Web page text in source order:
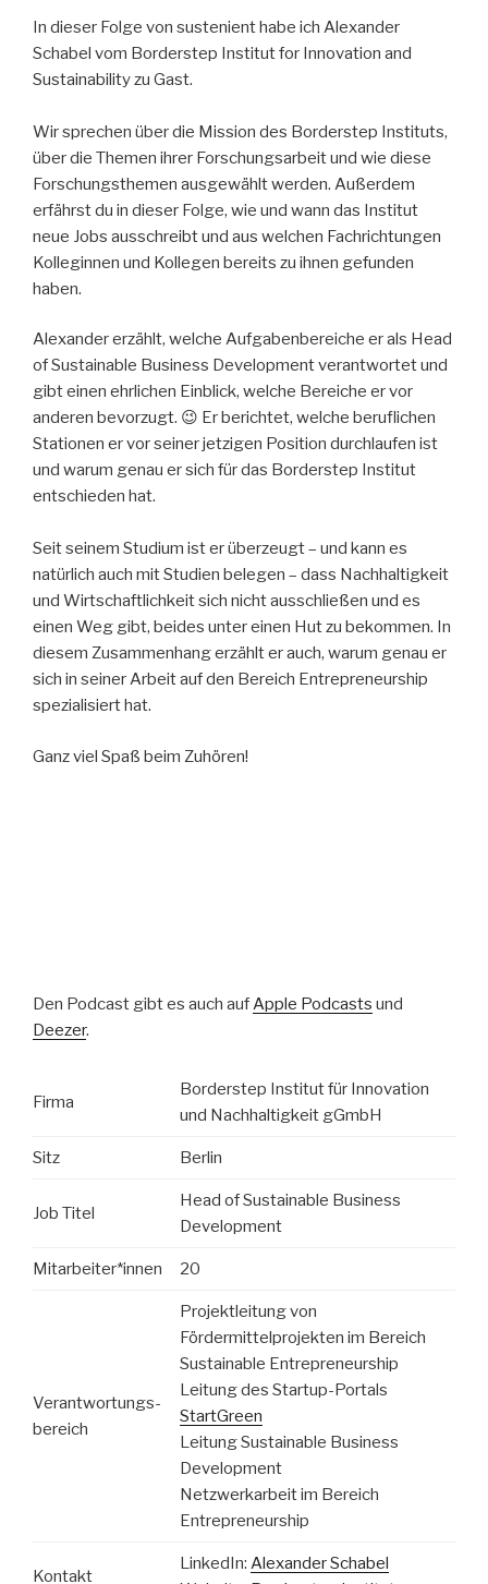
In dieser Folge von sustenient habe ich Alexander
Schabel vom Borderstep Institut for Innovation and
Sustainability zu Gast.
Wir sprechen über die Mission des Borderstep Instituts,
über die Themen ihrer Forschungsarbeit und wie diese
Forschungsthemen ausgewählt werden. Außerdem
erfährst du in dieser Folge, wie und wann das Institut
neue Jobs ausschreibt und aus welchen Fachrichtungen
Kolleginnen und Kollegen bereits zu ihnen gefunden
haben.
Alexander erzählt, welche Aufgabenbereiche er als Head
of Sustainable Business Development verantwortet und
gibt einen ehrlichen Einblick, welche Bereiche er vor
anderen bevorzugt. 😉 Er berichtet, welche beruflichen
Stationen er vor seiner jetzigen Position durchlaufen ist
und warum genau er sich für das Borderstep Institut
entschieden hat.
Seit seinem Studium ist er überzeugt – und kann es
natürlich auch mit Studien belegen – dass Nachhaltigkeit
und Wirtschaftlichkeit sich nicht ausschließen und es
einen Weg gibt, beides unter einen Hut zu bekommen. In
diesem Zusammenhang erzählt er auch, warum genau er
sich in seiner Arbeit auf den Bereich Entrepreneurship
spezialisiert hat.
Ganz viel Spaß beim Zuhören!
Den Podcast gibt es auch aufApple Podcasts und
Deezer.
Firma
Borderstep Institut für Innovation
und Nachhaltigkeit gGmbH
Sitz Berlin
Job Titel
Head of Sustainable Business
Development
Mitarbeiter*innen 20
Verantwortungs-
bereich
Projektleitung von
Fördermittelprojekten im Bereich
Sustainable Entrepreneurship
Leitung des Startup-Portals
StartGreen
Leitung Sustainable Business
Development
Netzwerkarbeit im Bereich
Entrepreneurship
Kontakt
LinkedIn: Alexander Schabel